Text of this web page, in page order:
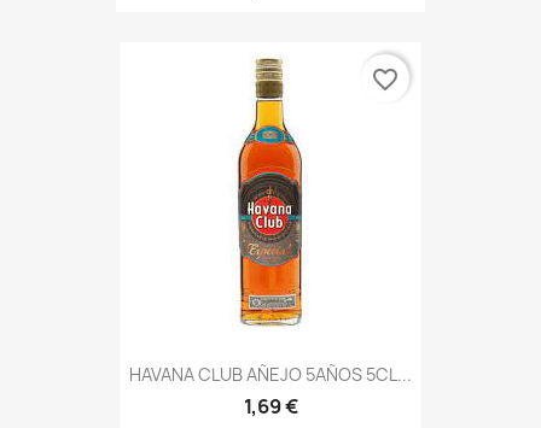
HAVANA CLUB AÑEJO 5AÑOS 5CL...
1,69 €
favorite_border